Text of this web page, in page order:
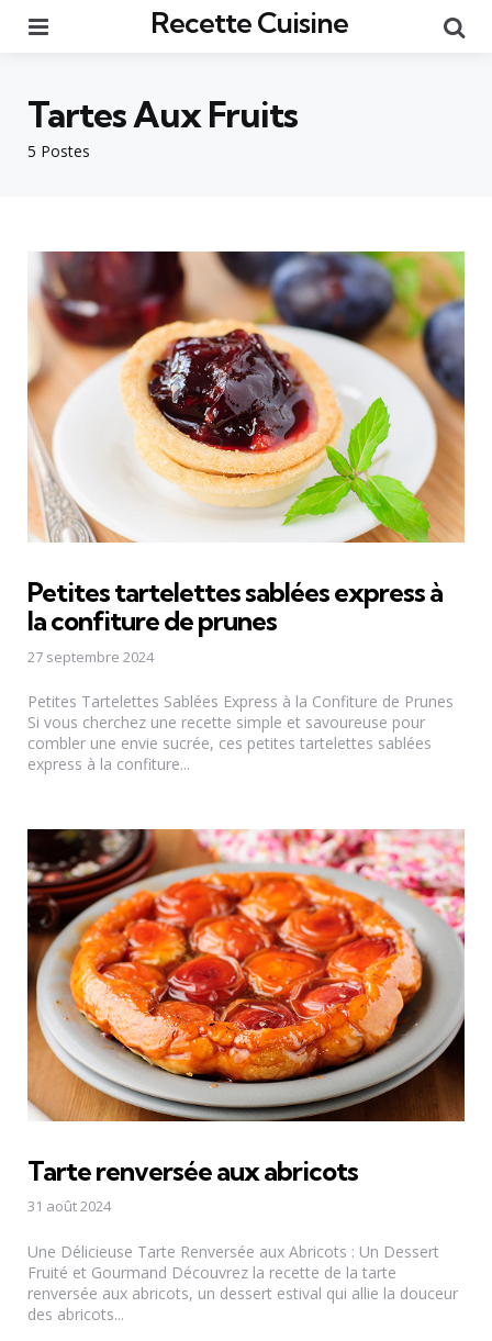
Recette Cuisine
5 Postes
Tartes Aux Fruits
Petites tartelettes sablées express à
la confiture de prunes
27 septembre 2024
Petites Tartelettes Sablées Express à la Confiture de Prunes
Si vous cherchez une recette simple et savoureuse pour
combler une envie sucrée, ces petites tartelettes sablées
express à la confiture...
Tarte renversée aux abricots
31 août 2024
Une Délicieuse Tarte Renversée aux Abricots : Un Dessert
Fruité et Gourmand Découvrez la recette de la tarte
renversée aux abricots, un dessert estival qui allie la douceur
des abricots...